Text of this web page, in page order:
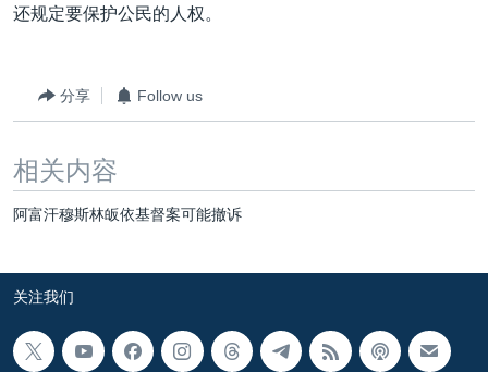
全球议题
环境
美国建国250周年
美国之音专访
重要讲话与声明
台海两岸关系
南中国海争端
其他语言网站
还规定要保护公民的人权。
分享 Follow us
相关内容
阿富汗穆斯林皈依基督案可能撤诉
关注我们